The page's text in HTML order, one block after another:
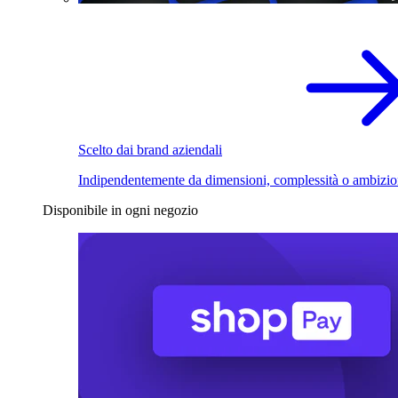
Scelto dai brand aziendali
Indipendentemente da dimensioni, complessità o
Disponibile in ogni negozio